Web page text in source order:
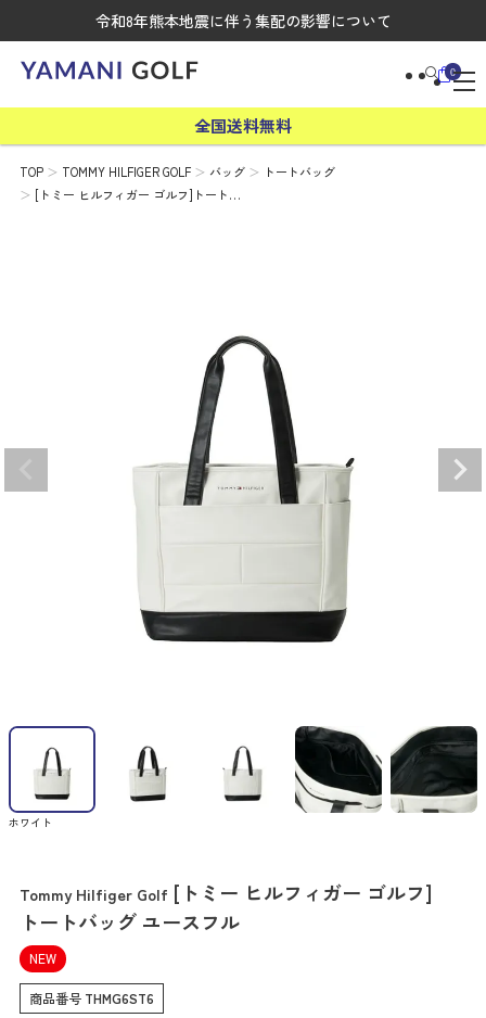
令和8年熊本地震に伴う集配の影響について
0
全国送料無料
TOP TOMMY HILFIGER GOLF バッグ
トートバッグ
[トミー ヒルフィガー ゴルフ]トート…
ホワイト
Tommy Hilfiger Golf [トミー ヒルフィガー ゴルフ]
トートバッグ ユースフル
NEW
商品番号 THMG6ST6